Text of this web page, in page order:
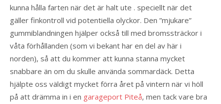
kunna hålla farten när det är halt ute . speciellt när det
gäller finkontroll vid potentiella olyckor. Den ”mjukare”
gummiblandningen hjälper också till med bromssträckor i
våta förhållanden (som vi bekant har en del av här i
norden), så att du kommer att kunna stanna mycket
snabbare än om du skulle använda sommardäck. Detta
hjälpte oss väldigt mycket förra året på vintern när vi höll
på att drämma in i en garageport Piteå, men tack vare bra